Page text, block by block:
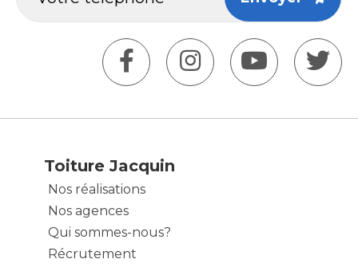
Toiture Jacquin
Nos réalisations
Nos agences
Qui sommes-nous?
Récrutement